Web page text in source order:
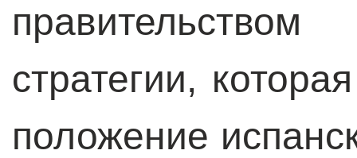
стратегии,
положение